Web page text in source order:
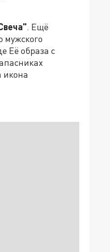
. Ещё
мужского
Её образа с
икона